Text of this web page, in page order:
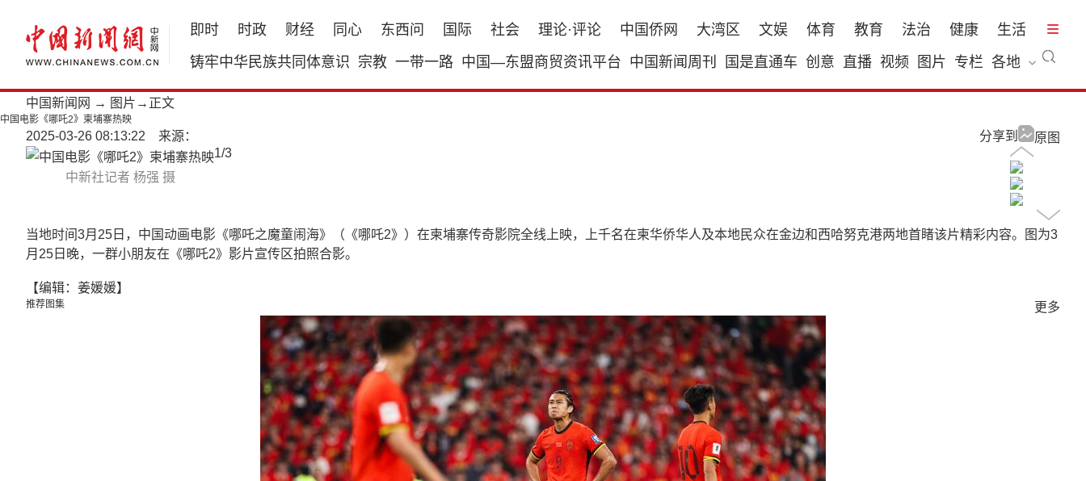
即时 时政 财经 同心 东西问 国际 社会 理论·评论 中国侨网 大湾区 文娱 体育 教育 法治 健康
生活
铸牢中华民族共同体意识 宗教 一带一路 中国—东盟商贸资讯平台 中国新闻周刊 国是直通车 创意 直播 视频 图片 专栏 各地
中国新闻网 → 图片 →正文
中国电影《哪吒2》柬埔寨热映
2025-03-26 08:13:22 来源： 原图
分享到
中新社记者 杨强 摄
1/3
当地时间3月25日，中国动画电影《哪吒之魔童闹海》（《哪吒2》）在柬埔寨传奇影院全线上映，上千名在柬华侨华人及本地民众在金边和西哈努克港两地首睹该片精彩内容。图为3
月25日晚，一群小朋友在《哪吒2》影片宣传区拍照合影。
【编辑：姜媛媛】
推荐图集 更多